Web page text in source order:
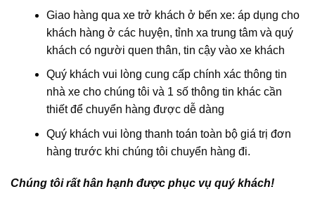
Giao hàng qua xe trở khách ở bến xe: áp dụng cho
khách hàng ở các huyện, tỉnh xa trung tâm và quý
khách có người quen thân, tin cậy vào xe khách
Quý khách vui lòng cung cấp chính xác thông tin
nhà xe cho chúng tôi và 1 số thông tin khác cần
thiết để chuyển hàng được dễ dàng
Quý khách vui lòng thanh toán toàn bộ giá trị đơn
hàng trước khi chúng tôi chuyển hàng đi.
Chúng tôi rất hân hạnh được phục vụ quý khách!